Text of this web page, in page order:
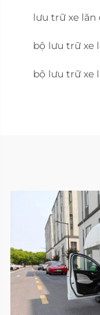
lưu trữ xe
bộ lưu trữ xe
bộ lưu trữ xe